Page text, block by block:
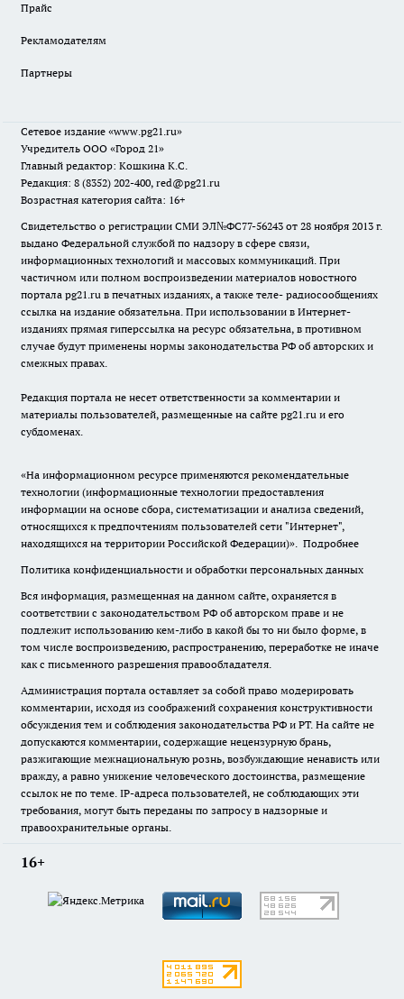
Прайс
Рекламодателям
Партнеры
Сетевое издание «www.pg21.ru»
Учредитель ООО «Город 21»
Главный редактор: Кошкина К.С.
Редакция: 8 (8352) 202-400, red@pg21.ru
Возрастная категория сайта: 16+
Свидетельство о регистрации СМИ ЭЛ№ФС77-56243 от 28 ноября 2013 г.
выдано Федеральной службой по надзору в сфере связи,
информационных технологий и массовых коммуникаций. При
частичном или полном воспроизведении материалов новостного
портала pg21.ru в печатных изданиях, а также теле- радиосообщениях
ссылка на издание обязательна. При использовании в Интернет-
изданиях прямая гиперссылка на ресурс обязательна, в противном
случае будут применены нормы законодательства РФ об авторских и
смежных правах.
Редакция портала не несет ответственности за комментарии и
материалы пользователей, размещенные на сайте pg21.ru и его
субдоменах.
«На информационном ресурсе применяются рекомендательные
технологии (информационные технологии предоставления
информации на основе сбора, систематизации и анализа сведений,
относящихся к предпочтениям пользователей сети "Интернет",
находящихся на территории Российской Федерации)». Подробнее
Политика конфиденциальности и обработки персональных данных
Вся информация, размещенная на данном сайте, охраняется в
соответствии с законодательством РФ об авторском праве и не
подлежит использованию кем-либо в какой бы то ни было форме, в
том числе воспроизведению, распространению, переработке не иначе
как с письменного разрешения правообладателя.
Администрация портала оставляет за собой право модерировать
комментарии, исходя из соображений сохранения конструктивности
обсуждения тем и соблюдения законодательства РФ и РТ. На сайте не
допускаются комментарии, содержащие нецензурную брань,
разжигающие межнациональную рознь, возбуждающие ненависть или
вражду, а равно унижение человеческого достоинства, размещение
ссылок не по теме. IP-адреса пользователей, не соблюдающих эти
требования, могут быть переданы по запросу в надзорные и
правоохранительные органы.
16+